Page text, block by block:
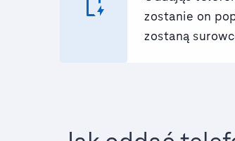
zostanie on
zostaną